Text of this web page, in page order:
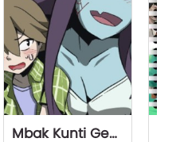
Mbak Kunti Genit, Ah!